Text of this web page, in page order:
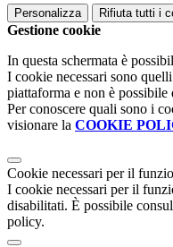
Personalizza Rifiuta tutti i
Gestione cookie
In questa schermata è
I cookie necessari sono
piattaforma e non è
Per conoscere quali sono i
visionare la COOKIE
Cookie necessari per il
I cookie necessari per il
disabilitati. È possibile
policy.